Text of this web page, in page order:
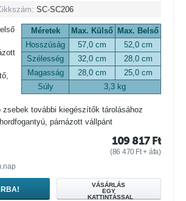
SC-SC206
Méretek Max. Külső Max. Belső
Hosszúság
57,0 cm
52,0 cm
Szélesség
32,0 cm
28,0 cm
Magasság
28,0 cm
25,0 cm
Súly
3,3 kg
zsebek további kiegészítők tárolásához
párnázott vállpánt
109 817 Ft
(86 470 Ft+ áfa)
VÁSÁRLÁS
EGY
KATTINTÁSSAL